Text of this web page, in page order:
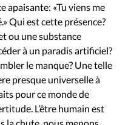
apaisante: «Tu viens me
Qui est cette présence?
ou une substance
à un paradis artificiel?
le manque? Une telle
presque universelle à
pour ce monde de
L’être humain est